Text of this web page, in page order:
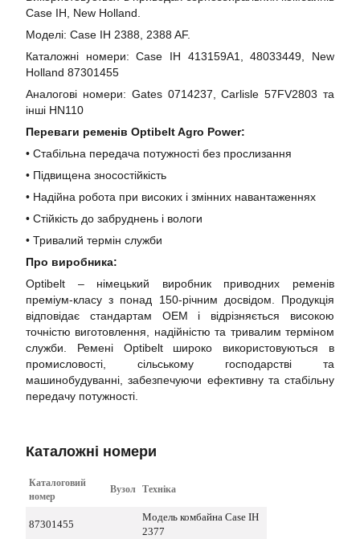
Case IH, New Holland.
Моделі: Case IH 2388, 2388 AF.
Каталожні номери: Case IH 413159A1, 48033449, New
Holland 87301455
Аналогові номери: Gates 0714237, Carlisle 57FV2803 та
інші HN110
Переваги ременів Optibelt Agro Power:
• Стабільна передача потужності без прослизання
• Підвищена зносостійкість
• Надійна робота при високих і змінних навантаженнях
• Стійкість до забруднень і вологи
• Тривалий термін служби
Про виробника:
Optibelt – німецький виробник приводних ременів
преміум-класу з понад 150-річним досвідом. Продукція
відповідає стандартам OEM і відрізняється високою
точністю виготовлення, надійністю та тривалим терміном
служби. Ремені Optibelt широко використовуються в
промисловості, сільському господарстві та
машинобудуванні, забезпечуючи ефективну та стабільну
передачу потужності.
Каталожні номери
Каталоговий
номер
Вузол Техніка
87301455
Модель комбайна Case IH
2377